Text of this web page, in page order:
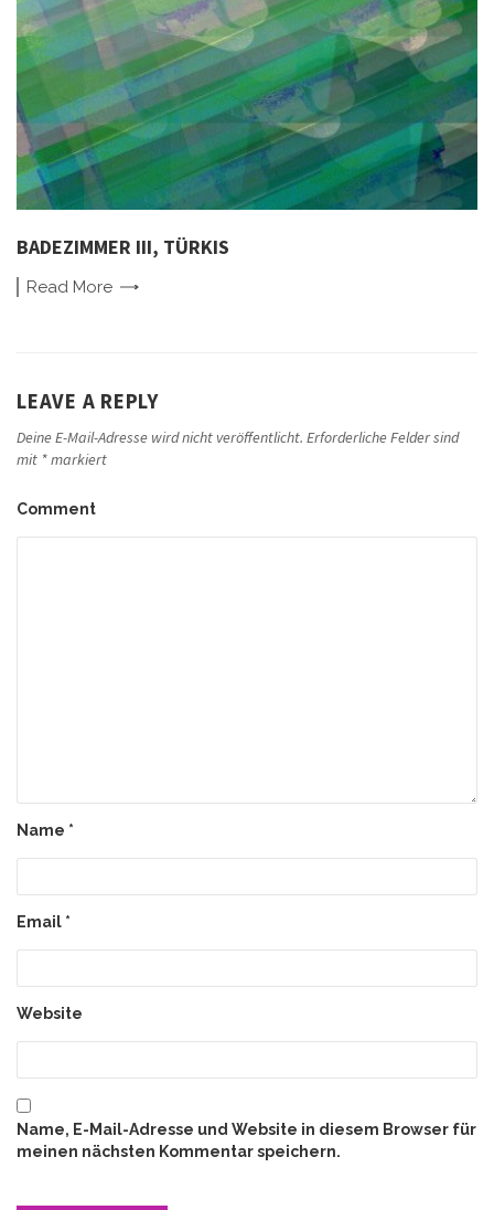
BADEZIMMER III, TÜRKIS
Read More
LEAVE A REPLY
Deine E-Mail-Adresse wird nicht veröffentlicht. Erforderliche Felder sind
mit *markiert
Comment
Name *
Email *
Website
Name, E-Mail-Adresse und Website in diesem Browser für
meinen nächsten Kommentar speichern.